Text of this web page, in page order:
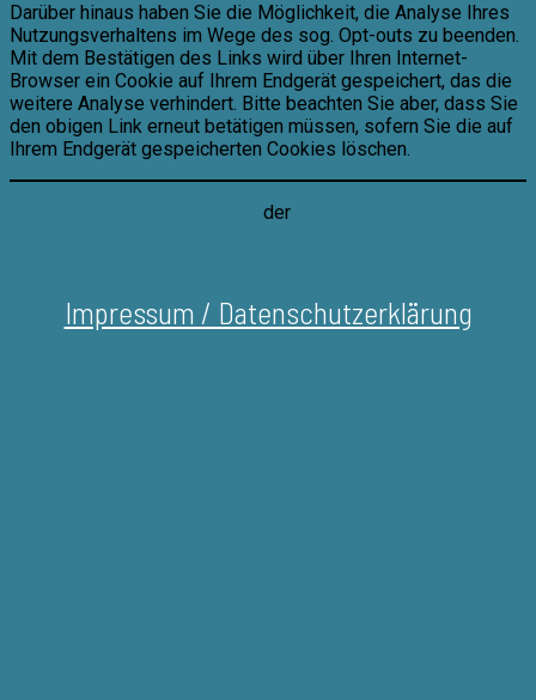
Darüber hinaus haben Sie die Möglichkeit, die Analyse Ihres
Nutzungsverhaltens im Wege des sog. Opt-outs zu beenden.
Mit dem Bestätigen des Links wird über Ihren Internet-
Browser ein Cookie auf Ihrem Endgerät gespeichert, das die
weitere Analyse verhindert. Bitte beachten Sie aber, dass Sie
den obigen Link erneut betätigen müssen, sofern Sie die auf
Ihrem Endgerät gespeicherten Cookies löschen.
der
Impressum / Datenschutzerklärung